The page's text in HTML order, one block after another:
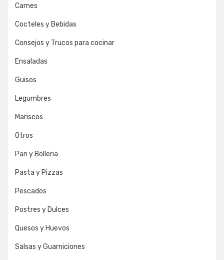
Carnes
Cocteles y Bebidas
Consejos y Trucos para cocinar
Ensaladas
Guisos
Legumbres
Mariscos
Otros
Pan y Bolleria
Pasta y Pizzas
Pescados
Postres y Dulces
Quesos y Huevos
Salsas y Guarniciones